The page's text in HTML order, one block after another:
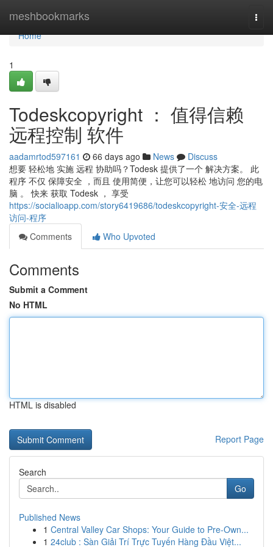
meshbookmarks
Home
Home
1
Todeskcopyright ： 值得信赖
远程控制 软件
aadamrtod597161 66 days ago News
Discuss
想要 轻松地 实施 远程 协助吗？Todesk 提供了一个 解决方案。 此
程序 不仅 保障安全 ，而且 使用简便，让您可以轻松 地访问 您的电
脑 。 快来 获取 Todesk ， 享受
https://socialioapp.com/story6419686/todeskcopyright-安全-远程
访问-程序
Comments
Who Upvoted
Comments
Submit a Comment
No HTML
HTML is disabled
Report Page
Search
Go
Published News
1 Central Valley Car Shops: Your Guide to Pre-Own...
1 24club : Sàn Giải Trí Trực Tuyến Hàng Đầu Việt...